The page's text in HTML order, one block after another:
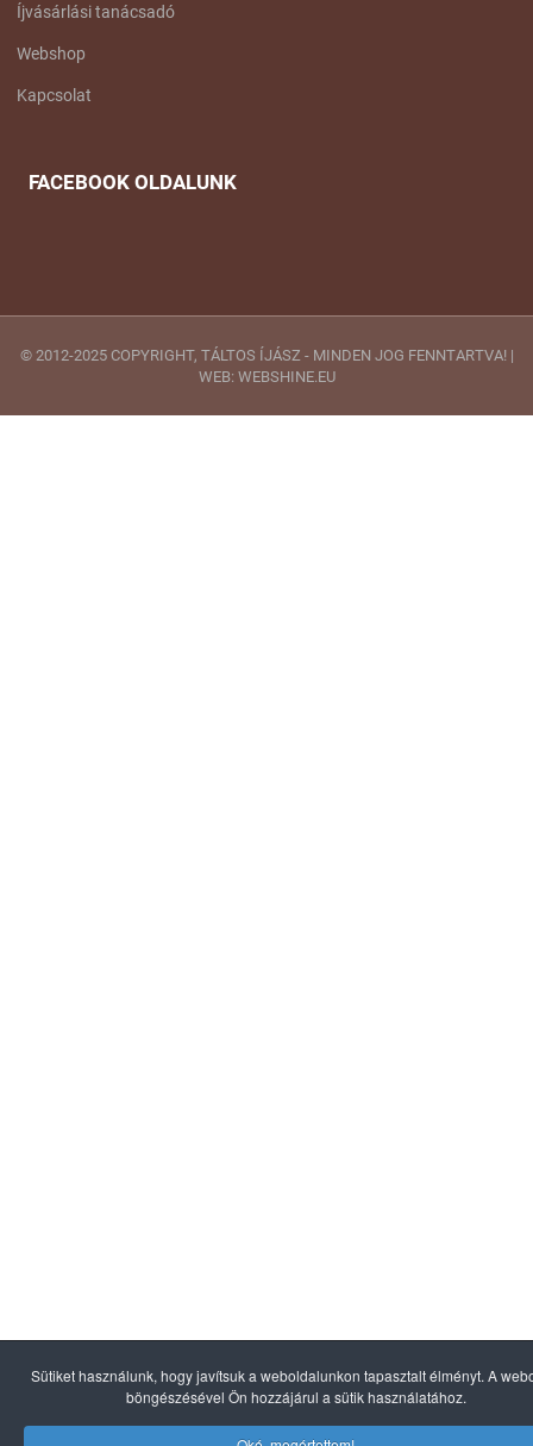
Sütiket használunk, hogy javítsuk a weboldalunkon tapasztalt élményt. A
böngészésével Ön hozzájárul a sütik használatához.
Íjvásárlási tanácsadó
Webshop
Kapcsolat
FACEBOOK OLDALUNK
© 2012-2025 COPYRIGHT, TÁLTOS ÍJÁSZ - MINDEN JOG FENNTARTVA! |
WEB: WEBSHINE.EU